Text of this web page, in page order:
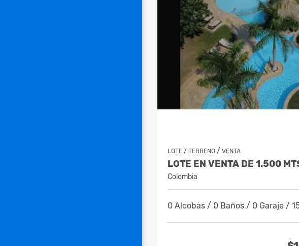
LOTE / TERRENO / VENTA
Colombia
0 Alcobas / 0 Baños / 0 Garaje /